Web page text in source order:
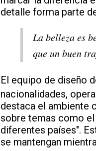
detalle forma parte
La belleza es
que un buen
El equipo de diseño
nacionalidades,
destaca el ambiente
sobre temas como
diferentes países".
se mantengan